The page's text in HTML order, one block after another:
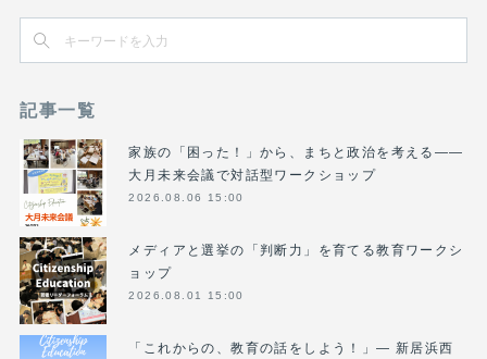
記事一覧
家族の「困った！」から、まちと政治を考える――
大月未来会議で対話型ワークショップ
2026.08.06 15:00
メディアと選挙の「判断力」を育てる教育ワークシ
ョップ
2026.08.01 15:00
「これからの、教育の話をしよう！」― 新居浜西